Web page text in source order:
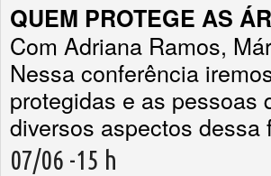
QUEM PROTEGE AS
Com Adriana Ramos,
Nessa conferência
protegidas e as pessoas
diversos aspectos
07/06 -15 h